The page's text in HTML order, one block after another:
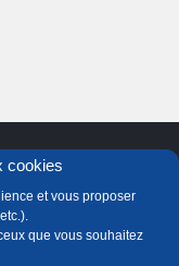
cookies
et vous proposer
que vous souhaitez